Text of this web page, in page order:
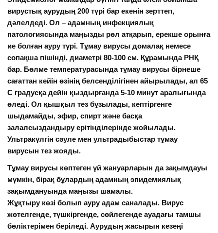
вирустық аурудың 200 түрi бар екенін зерттеп,
дәлелдеді. Ол – адамның инфекциялық
патологиясында маңызды рөл атқарып, ерекше орынға
ие болған ауру түрі. Тұмау вирусы домалақ немесе
сопақша пішінді, диаметрі 80-100 cм. Құрамында РНҚ
бар. Бөлме температурасында тұмау вирусы бірнеше
сағаттан кейін өзінің белсенділігінен айырылады, ал 65
С градусқа дейін қыздырғанда 5-10 минут аралығында
өледі. Ол қышқыл тез бұзылады, кептіргенге
шыдамайды, эфир, спирт және басқа
залалсыздандыру ерітінділерінде жойылады.
Ультракүлгін сәуле мен ультрадыбыстар тұмау
вирусын тез жояды.
Тұмау вирусы көптеген үй жануарларын да зақымдауы
мүмкін, бірақ бұлардың адамның эпидемиялық
зақымдануында маңызы шамалы.
Жұқтыру көзі болып ауру адам саналады. Вирус
жөтелгенде, түшкіргенде, сөйлегенде ауадағы тамшы
бөліктерімен беріледі. Аурудың жасырын кезеңі